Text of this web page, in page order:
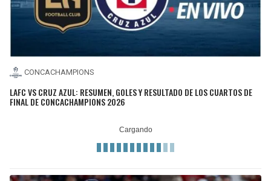
CONCACHAMPIONS
LAFC VS CRUZ AZUL: RESUMEN, GOLES Y RESULTADO DE LOS CUARTOS DE
FINAL DE CONCACHAMPIONS 2026